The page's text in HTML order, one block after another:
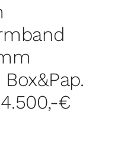
Box&Pap.
€